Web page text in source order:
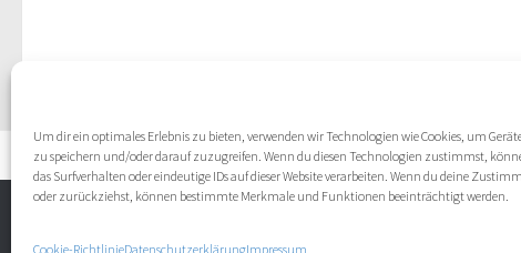
Um dir ein optimales Erlebnis zu bieten, verwenden wir Technologien wie Cookies, um
zu speichern und/oder darauf zuzugreifen. Wenn du diesen Technologien zustimmst,
das Surfverhalten oder eindeutige IDs auf dieser Website verarbeiten. Wenn du deine
oder zurückziehst, können bestimmte Merkmale und Funktionen beeinträchtigt werden.
Cookie-RichtlinieDatenschutzerklärungImpressum
Termine & Kartenverkauf